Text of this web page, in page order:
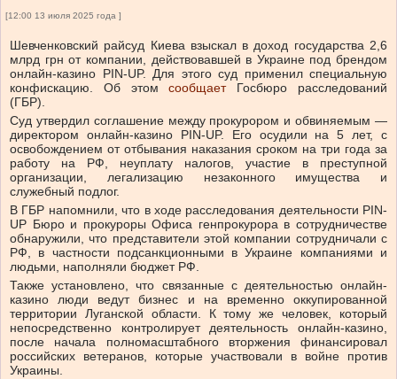
[12:00 13 июля 2025 года ]
Шевченковский райсуд Киева взыскал в доход государства 2,6
млрд грн от компании, действовавшей в Украине под брендом
онлайн-казино PIN-UP. Для этого суд применил специальную
конфискацию. Об этомсообщаетГосбюро расследований
(ГБР).
Суд утвердил соглашение между прокурором и обвиняемым —
директором онлайн-казино PIN-UP. Его осудили на 5 лет, с
освобождением от отбывания наказания сроком на три года за
работу на РФ, неуплату налогов, участие в преступной
организации, легализацию незаконного имущества и
служебный подлог.
В ГБР напомнили, что в ходе расследования деятельности PIN-
UP Бюро и прокуроры Офиса генпрокурора в сотрудничестве
обнаружили, что представители этой компании сотрудничали с
РФ, в частности подсанкционными в Украине компаниями и
людьми, наполняли бюджет РФ.
Также установлено, что связанные с деятельностью онлайн-
казино люди ведут бизнес и на временно оккупированной
территории Луганской области. К тому же человек, который
непосредственно контролирует деятельность онлайн-казино,
после начала полномасштабного вторжения финансировал
российских ветеранов, которые участвовали в войне против
Украины.